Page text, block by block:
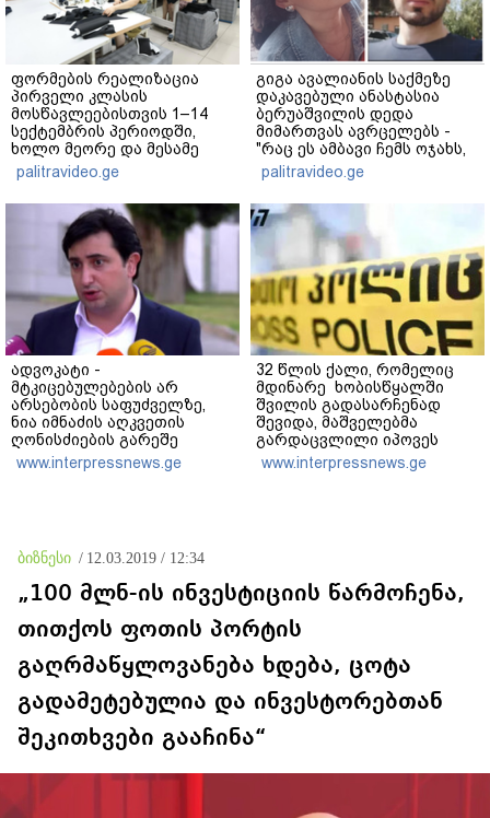
ფორმების რეალიზაცია
პირველი კლასის
მოსწავლეებისთვის 1–14
სექტემბრის პერიოდში,
ხოლო მეორე და მესამე
ეტაპებზე...
palitravideo.ge
გიგა ავალიანის საქმეზე
დაკავებული ანასტასია
ბერუაშვილის დედა
მიმართვას ავრცელებს -
"რაც ეს ამბავი ჩემს ოჯახს,
ჩემს ანასტასიას გადახდა
თავს, მის მერე მე მე არ
ვარ"
palitravideo.ge
ადვოკატი -
მტკიცებულებების არ
არსებობის საფუძველზე,
ნია იმნაძის აღკვეთის
ღონისძიების გარეშე
დატოვებას მოვითხოვთ
www.interpressnews.ge
32 წლის ქალი, რომელიც
მდინარე ხობისწყალში
შვილის გადასარჩენად
შევიდა, მაშველებმა
გარდაცვლილი იპოვეს
www.interpressnews.ge
ბიზნესი / 12.03.2019 / 12:34
„100 მლნ-ის ინვესტიციის წარმოჩენა,
თითქოს ფოთის პორტის
გაღრმაწყლოვანება ხდება, ცოტა
გადამეტებულია და ინვესტორებთან
შეკითხვები გააჩინა“